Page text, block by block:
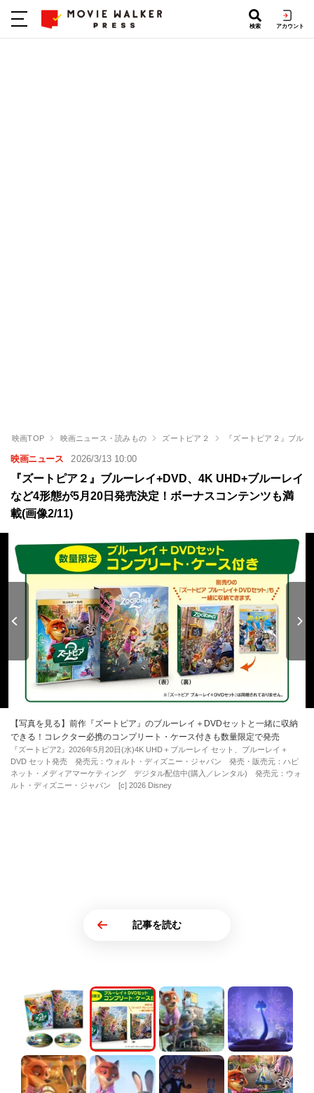
検索 アカウント
映画TOP 映画ニュース・読みもの ズートピア２ 『ズートピア２』ブル
映画ニュース 2026/3/13 10:00
『ズートピア２』ブルーレイ+DVD、4K UHD+ブルーレイ
など4形態が5月20日発売決定！ボーナスコンテンツも満
載(画像2/11)
【写真を見る】前作『ズートピア』のブルーレイ＋DVDセットと一緒に収納
できる！コレクター必携のコンプリート・ケース付きも数量限定で発売
『ズートピア2』2026年5月20日(水)4K UHD＋ブルーレイ セット、ブルーレイ＋
DVD セット発売 発売元：ウォルト・ディズニー・ジャパン 発売・販売元：ハピ
ネット・メディアマーケティング デジタル配信中(購入／レンタル) 発売元：ウォ
ルト・ディズニー・ジャパン [c] 2026 Disney
記事を読む